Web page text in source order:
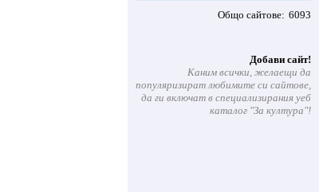
Общо сайтове 6093
Добави сайт!
Каним всички, желаещи да
популяризират любимите си сайтове,
да ги включат в специализирания уеб
каталог "За култура"!